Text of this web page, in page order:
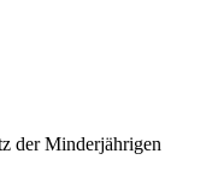
der Minderjährigen